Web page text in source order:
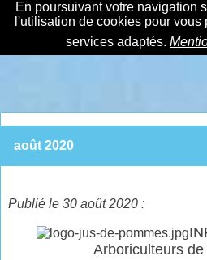
En poursuivant votre navigation
l'utilisation de cookies pour vous
services adaptés.
août 2020
Publié le 30 août 2020 :
Arboriculteurs